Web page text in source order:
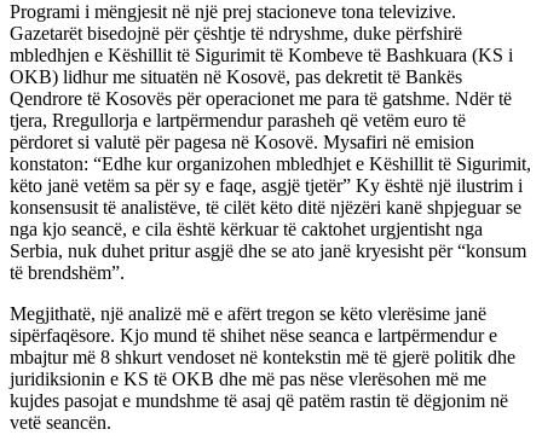
Programi i mëngjesit në një prej stacioneve tona televizive.
Gazetarët bisedojnë për çështje të ndryshme, duke përfshirë
mbledhjen e Këshillit të Sigurimit të Kombeve të Bashkuara (KS i
OKB) lidhur me situatën në Kosovë, pas dekretit të Bankës
Qendrore të Kosovës për operacionet me para të gatshme. Ndër të
tjera, Rregullorja e lartpërmendur parasheh që vetëm euro të
përdoret si valutë për pagesa në Kosovë. Mysafiri në emision
konstaton: “Edhe kur organizohen mbledhjet e Këshillit të Sigurimit,
këto janë vetëm sa për sy e faqe, asgjë tjetër” Ky është një ilustrim i
konsensusit të analistëve, të cilët këto ditë njëzëri kanë shpjeguar se
nga kjo seancë, e cila është kërkuar të caktohet urgjentisht nga
Serbia, nuk duhet pritur asgjë dhe se ato janë kryesisht për “konsum
të brendshëm”.
Megjithatë, një analizë më e afërt tregon se këto vlerësime janë
sipërfaqësore. Kjo mund të shihet nëse seanca e lartpërmendur e
mbajtur më 8 shkurt vendoset në kontekstin më të gjerë politik dhe
juridiksionin e KS të OKB dhe më pas nëse vlerësohen më me
kujdes pasojat e mundshme të asaj që patëm rastin të dëgjonim në
vetë seancën.